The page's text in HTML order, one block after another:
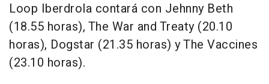
Loop Iberdrola contará con Jehnny Beth
(18.55 horas), The War and Treaty (20.10
horas), Dogstar (21.35 horas) y The Vaccines
(23.10 horas).